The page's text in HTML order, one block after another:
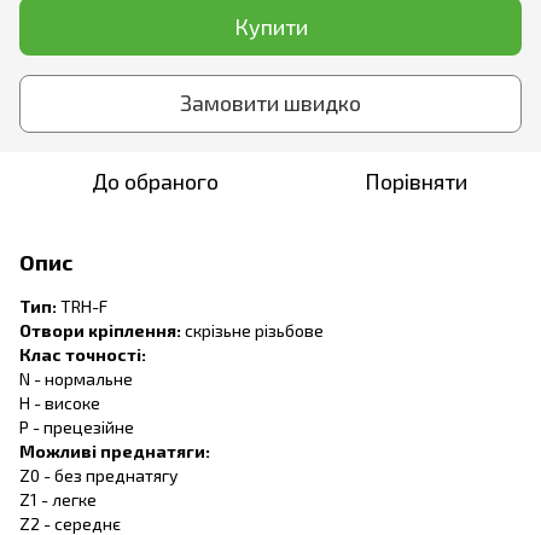
Купити
Замовити швидко
До обраного Порівняти
Опис
Тип:TRH-F
Отвори кріплення:скрізьне різьбове
Клас точності:
N - нормальне
H - високе
P - прецезійне
Можливі преднатяги:
Z0 - без преднатягу
Z1 - легке
Z2 - середнє